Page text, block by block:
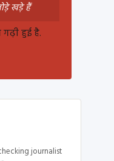
खड़े हैं
हुई है.
journalist